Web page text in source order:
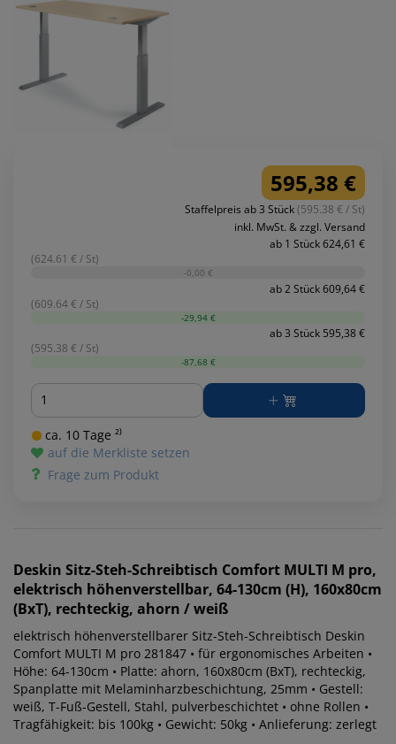
595,38 €
Staffelpreis ab 3 Stück(595.38 € / St)
inkl. MwSt. & zzgl. Versand
ab 1 Stück 624,61 €
(624.61 € / St)
-0,00 €
ab 2 Stück 609,64 €
(609.64 € / St)
-29,94 €
ab 3 Stück 595,38 €
(595.38 € / St)
-87,68 €
Menge
ca. 10 Tage ²⁾
auf die Merkliste setzen
Frage zum Produkt
Deskin Sitz-Steh-Schreibtisch Comfort MULTI M pro,
elektrisch höhenverstellbar, 64-130cm (H), 160x80cm
(BxT), rechteckig, ahorn / weiß
elektrisch höhenverstellbarer Sitz-Steh-Schreibtisch Deskin
Comfort MULTI M pro 281847 • für ergonomisches Arbeiten •
Höhe: 64-130cm • Platte: ahorn, 160x80cm (BxT), rechteckig,
Spanplatte mit Melaminharzbeschichtung, 25mm • Gestell:
weiß, T-Fuß-Gestell, Stahl, pulverbeschichtet • ohne Rollen •
Tragfähigkeit: bis 100kg • Gewicht: 50kg • Anlieferung: zerlegt